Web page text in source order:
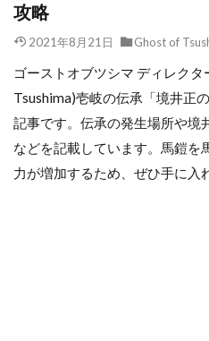
攻略
2021年8月21日 Ghost of
ゴーストオブツシマ ディレク
Tsushima)壱岐の伝承「境井正
記事です。伝承の発生場所や境
などを記載しています。馬鎧を
力が増加するため、ぜひ手に入